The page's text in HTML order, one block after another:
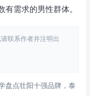
需求的男性群体。
联系作者并注明出
盘点壮阳十强品牌，泰